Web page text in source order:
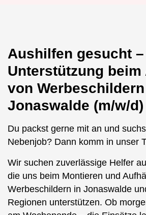
Aushilfen gesucht –
Unterstützung
von
Jonaswalde (m/w/d)
Du packst gerne mit an und
Nebenjob? Dann komm in unser
Wir suchen zuverlässige Helfer
die uns beim Montieren und
Werbeschildern in Jonaswalde
Regionen unterstützen. Ob